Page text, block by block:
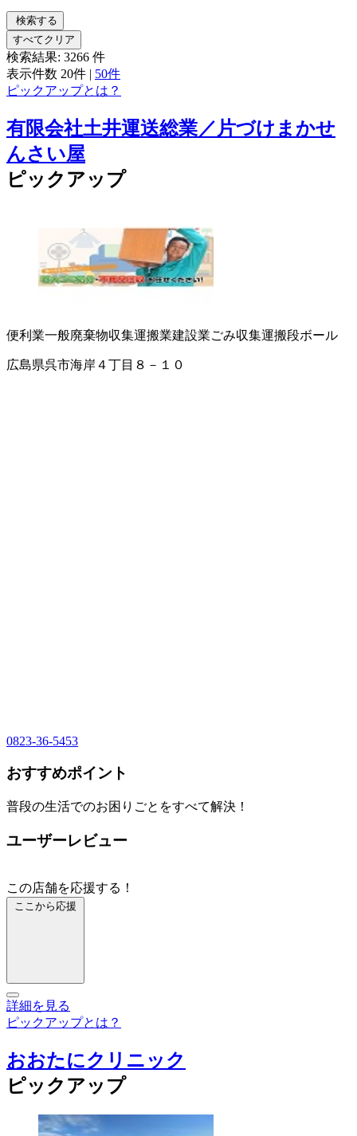
検索する
すべてクリア
検索結果: 3266 件
表示件数 20件 | 50件
ピックアップとは？
有限会社土井運送総業／片づけまかせ
んさい屋
ピックアップ
便利業一般廃棄物収集運搬業建設業ごみ収集運搬段ボール
広島県呉市海岸４丁目８－１０
0823-36-5453
おすすめポイント
普段の生活でのお困りごとをすべて解決！
ユーザーレビュー
この店舗を応援する！
ここから応援
詳細を見る
ピックアップとは？
おおたにクリニック
ピックアップ